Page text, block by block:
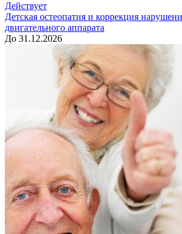
Действует
Детская остеопатия и коррекция
двигательного аппарата
До 31.12.2026